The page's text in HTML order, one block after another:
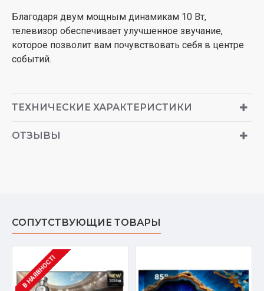
Благодаря двум мощным динамикам 10 Вт,
телевизор обеспечивает улучшенное звучание,
которое позволит вам почувствовать себя в центре
событий.
ТЕХНИЧЕСКИЕ ХАРАКТЕРИСТИКИ
ОТЗЫВЫ
СОПУТСТВУЮЩИЕ ТОВАРЫ
В НАЯВНОСТІ